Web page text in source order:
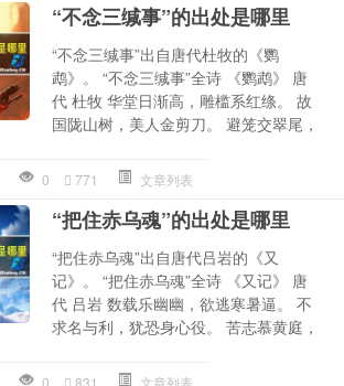
“不念三缄事”的出处是哪里
“不念三缄事”出自唐代杜牧的《鹦
鹉》。 “不念三缄事”全诗 《鹦鹉》 唐
代 杜牧 华堂日渐高，雕槛系红绦。 故
国陇山树，美人金剪刀。 避笼交翠尾，
0 771 文章列表
“把住赤乌魂”的出处是哪里
“把住赤乌魂”出自唐代吕岩的《又
记》。 “把住赤乌魂”全诗 《又记》 唐
代 吕岩 数载乐幽幽，欲逃寒暑逼。 不
求名与利，犹恐身心役。 苦志慕黄庭，
0 831 文章列表